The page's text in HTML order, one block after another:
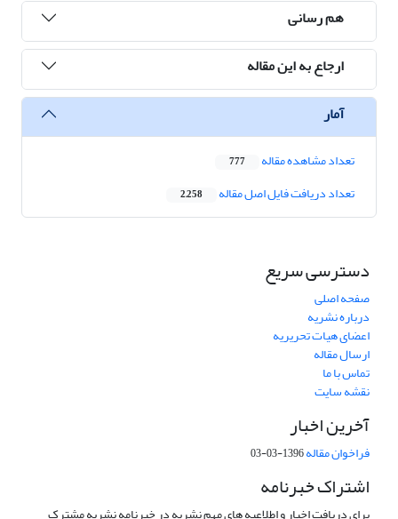
هم رسانی
ارجاع به این مقاله
آمار
تعداد مشاهده مقاله 777
تعداد دریافت فایل اصل مقاله 2,258
دسترسی سریع
صفحه اصلی
درباره نشریه
اعضای هیات تحریریه
ارسال مقاله
تماس با ما
نقشه سایت
آخرین اخبار
فراخوان مقاله1396-03-03
اشتراک خبرنامه